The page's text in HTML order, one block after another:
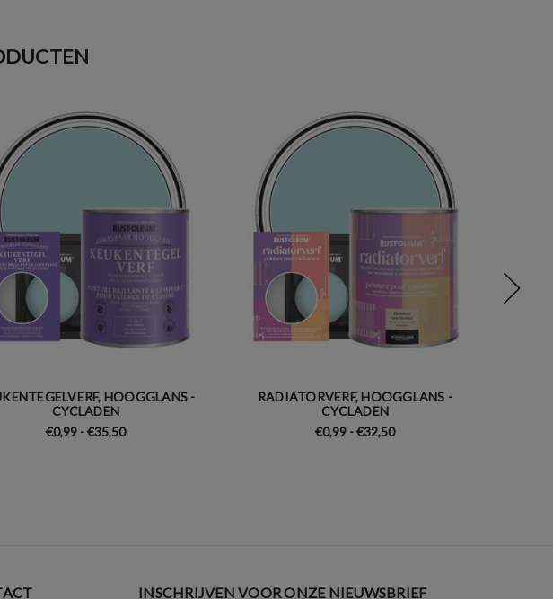
HOOGGLANS -
CYCLADEN
€0,99 - €35,50
RADIATORVERF, HOOGGLANS -
CYCLADEN
€0,99 - €32,50
INSCHRIJVEN VOOR ONZE NIEUWSBRIEF